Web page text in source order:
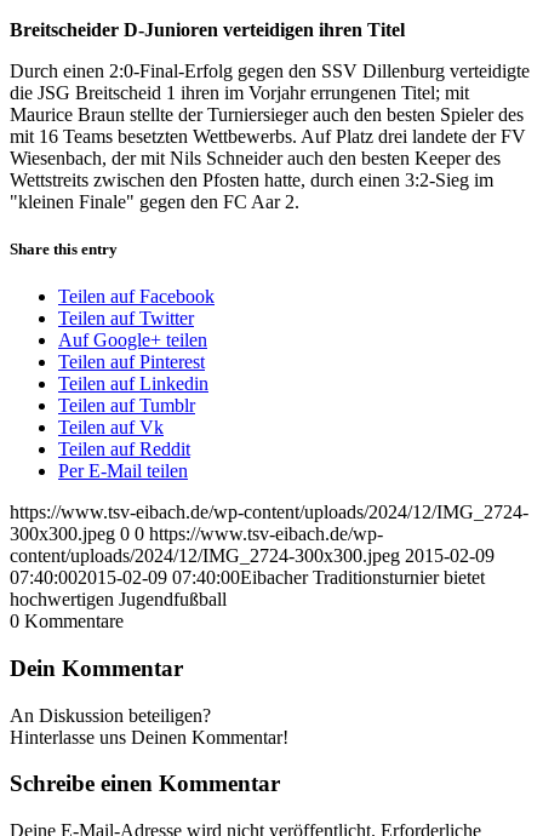
Breitscheider D-Junioren verteidigen ihren Titel
Durch einen 2:0-Final-Erfolg gegen den SSV Dillenburg verteidigte
die JSG Breitscheid 1 ihren im Vorjahr errungenen Titel; mit
Maurice Braun stellte der Turniersieger auch den besten Spieler des
mit 16 Teams besetzten Wettbewerbs. Auf Platz drei landete der FV
Wiesenbach, der mit Nils Schneider auch den besten Keeper des
Wettstreits zwischen den Pfosten hatte, durch einen 3:2-Sieg im
"kleinen Finale" gegen den FC Aar 2.
Share this entry
Teilen auf Facebook
Teilen auf Twitter
Auf Google+ teilen
Teilen auf Pinterest
Teilen auf Linkedin
Teilen auf Tumblr
Teilen auf Vk
Teilen auf Reddit
Per E-Mail teilen
https://www.tsv-eibach.de/wp-content/uploads/2024/12/IMG_2724-
300x300.jpeg 0 0 https://www.tsv-eibach.de/wp-
content/uploads/2024/12/IMG_2724-300x300.jpeg 2015-02-09
07:40:002015-02-09 07:40:00Eibacher Traditionsturnier bietet
hochwertigen Jugendfußball
0 Kommentare
Dein Kommentar
An Diskussion beteiligen?
Hinterlasse uns Deinen Kommentar!
Schreibe einen Kommentar
Deine E-Mail-Adresse wird nicht veröffentlicht. Erforderliche